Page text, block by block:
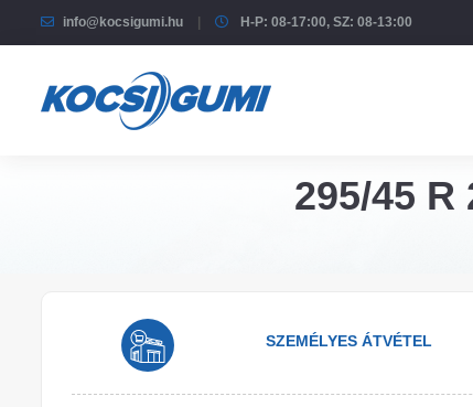
info@kocsigumi.hu H-P: 08-17:00, SZ: 08-13:00
295/45
SZEMÉLYES ÁTVÉTEL